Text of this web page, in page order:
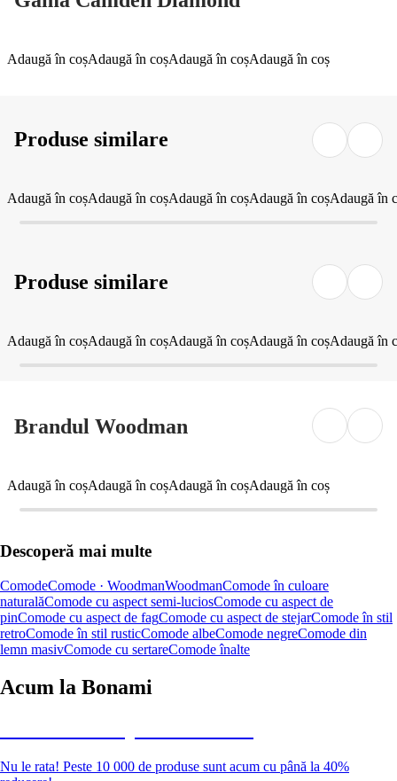
Adaugă în coșAdaugă în coșAdaugă în coșAdaugă în coș
Produse similare
Adaugă în coșAdaugă în coșAdaugă în coșAdaugă în coșAdaugă în
Produse similare
Adaugă în coșAdaugă în coșAdaugă în coșAdaugă în coșAdaugă în
Brandul Woodman
Adaugă în coșAdaugă în coșAdaugă în coșAdaugă în coș
Descoperă mai multe
ComodeComode · WoodmanWoodmanComode în culoare
naturalăComode cu aspect semi-luciosComode cu aspect de
pinComode cu aspect de fagComode cu aspect de stejarComode în stil
retroComode în stil rusticComode albeComode negreComode din
lemn masivComode cu sertareComode înalte
Acum la Bonami
Nu le rata! Peste 10 000 de produse sunt acum cu până la 40%